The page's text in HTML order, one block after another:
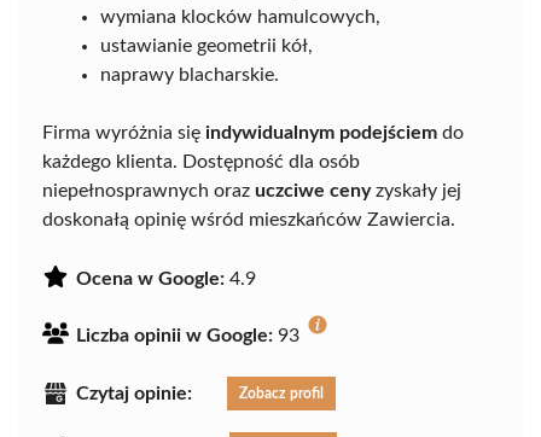
wymiana klocków hamulcowych,
ustawianie geometrii kół,
naprawy blacharskie.
Firma wyróżnia się indywidualnym podejściem do
każdego klienta. Dostępność dla osób
niepełnosprawnych oraz uczciwe cenyzyskały jej
doskonałą opinię wśród mieszkańców Zawiercia.
Ocena w Google: 4.9
Liczba opinii w Google: 93
Czytaj opinie: Zobacz profil